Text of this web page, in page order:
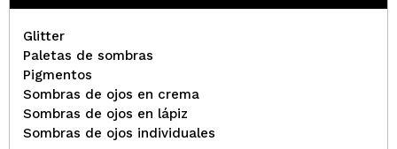
Glitter
Paletas de sombras
Pigmentos
Sombras de ojos en crema
Sombras de ojos en lápiz
Sombras de ojos individuales